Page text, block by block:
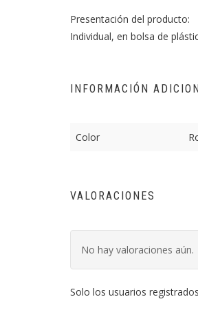
Presentación del producto:
Individual, en bolsa de
INFORMACIÓN
Color
VALORACIONES
No hay valoraciones aún.
Solo los usuarios